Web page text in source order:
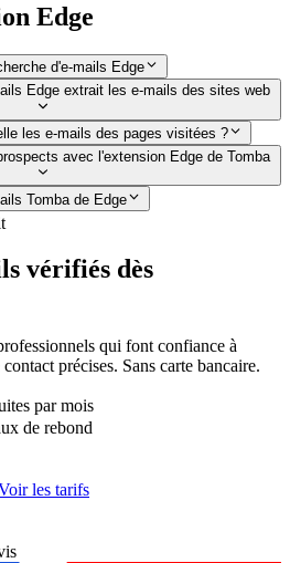
Edge
d'e-mails Edge
Edge extrait les e-mails des sites web
les e-mails des pages visitées ?
avec l'extension Edge de Tomba
Tomba de Edge
vérifiés dès
qui font confiance à
précises. Sans carte bancaire.
par mois
de rebond
les tarifs